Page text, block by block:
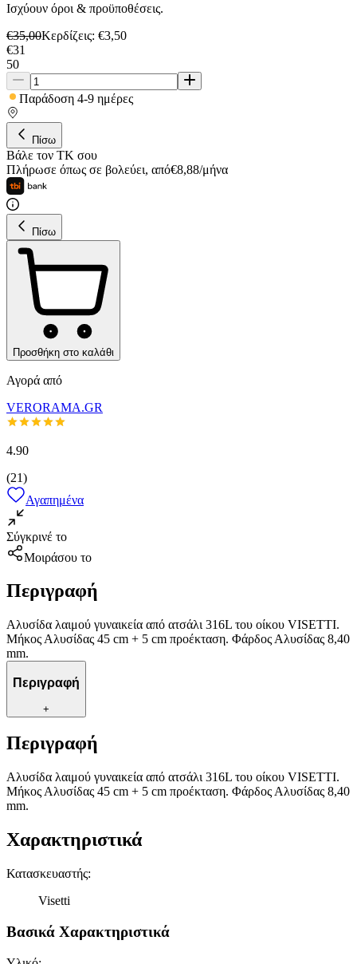
Ισχύουν όροι & προϋποθέσεις.
€35,00Κερδίζεις: €3,50
€31
50
Παράδοση 4-9 ημέρες
Πίσω
Βάλε τον ΤΚ σου
Πλήρωσε όπως σε βολεύει, από€8,88/μήνα
Πίσω
Προσθήκη στο καλάθι
Αγορά από
VERORAMA.GR
4.90
(21)
Αγαπημένα
Σύγκρινέ το
Μοιράσου το
Περιγραφή
Αλυσίδα λαιμού γυναικεία από ατσάλι 316L του οίκου VISETTI.
Μήκος Αλυσίδας 45 cm + 5 cm προέκταση. Φάρδος Αλυσίδας 8,40
mm.
Περιγραφή
+
Περιγραφή
Αλυσίδα λαιμού γυναικεία από ατσάλι 316L του οίκου VISETTI.
Μήκος Αλυσίδας 45 cm + 5 cm προέκταση. Φάρδος Αλυσίδας 8,40
mm.
Χαρακτηριστικά
Κατασκευαστής:
Visetti
Βασικά Χαρακτηριστικά